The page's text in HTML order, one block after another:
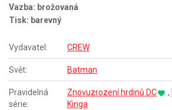
Vazba: brožovaná
Tisk: barevný
Vydavatel: CREW
Svět: Batman
Pravidelná
série:
Znovuzrození hrdinů DC ,
Kinga